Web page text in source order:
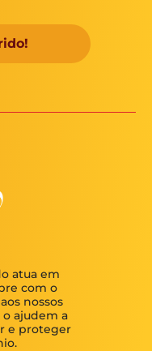
atua em
com o
nossos
ajudem a
e proteger